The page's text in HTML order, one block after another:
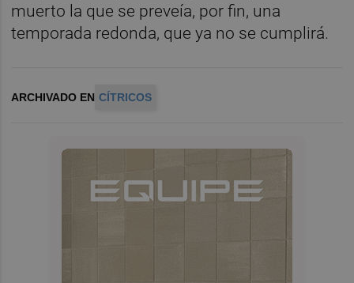
muerto la que se preveía, por fin, una
temporada redonda, que ya no se cumplirá.
ARCHIVADO EN CÍTRICOS